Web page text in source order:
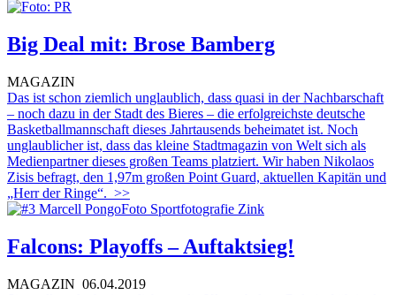
Big Deal mit: Brose Bamberg
MAGAZIN
Das ist schon ziemlich unglaublich, dass quasi in der Nachbarschaft
– noch dazu in der Stadt des Bieres – die erfolgreichste deutsche
Basketballmannschaft dieses Jahrtausends beheimatet ist. Noch
unglaublicher ist, dass das kleine Stadtmagazin von Welt sich als
Medienpartner dieses großen Teams platziert. Wir haben Nikolaos
Zisis befragt, den 1,97m großen Point Guard, aktuellen Kapitän und
„Herr der Ringe“. >>
Falcons: Playoffs – Auftaktsieg!
MAGAZIN 06.04.2019